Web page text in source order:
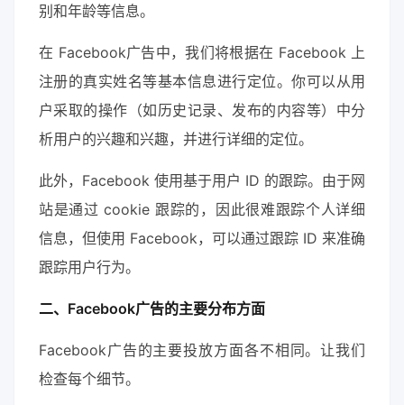
别和年龄等信息。
在 Facebook广告中，我们将根据在 Facebook 上
注册的真实姓名等基本信息进行定位。你可以从用
户采取的操作（如历史记录、发布的内容等）中分
析用户的兴趣和兴趣，并进行详细的定位。
此外，Facebook 使用基于用户 ID 的跟踪。由于网
站是通过 cookie 跟踪的，因此很难跟踪个人详细
信息，但使用 Facebook，可以通过跟踪 ID 来准确
跟踪用户行为。
二、Facebook广告的主要分布方面
Facebook广告的主要投放方面各不相同。让我们
检查每个细节。